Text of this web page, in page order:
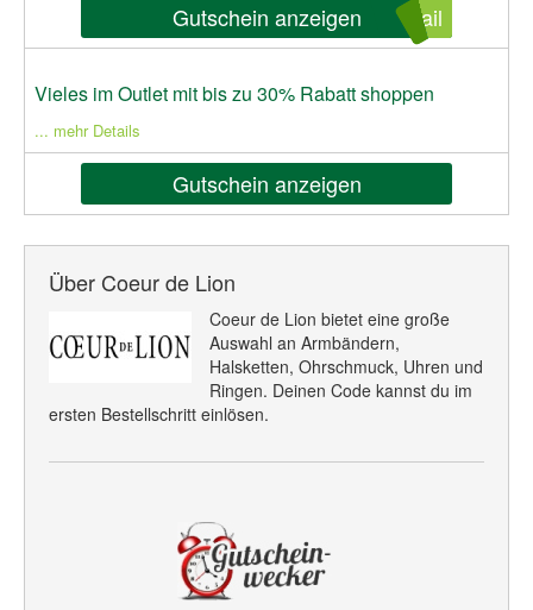
Gutschein anzeigen ail
Vieles im Outlet mit bis zu 30% Rabatt shoppen
... mehr Details
Gutschein anzeigen
Über Coeur de Lion
Coeur de Lion bietet eine große
Auswahl an Armbändern,
Halsketten, Ohrschmuck, Uhren und
Ringen. Deinen Code kannst du im
ersten Bestellschritt einlösen.